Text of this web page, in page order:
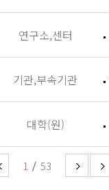
연구소,센터
기관,부속기관
대학(원)
1 53